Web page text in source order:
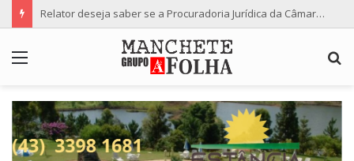
Relator deseja saber se a Procuradoria Jurídica da Câmara de Maringá deu orientação institucional ao denunciante